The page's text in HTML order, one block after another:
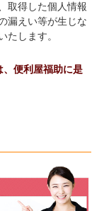
取得した個人情報
漏えい等が生じな
たします。
便利屋福助に是